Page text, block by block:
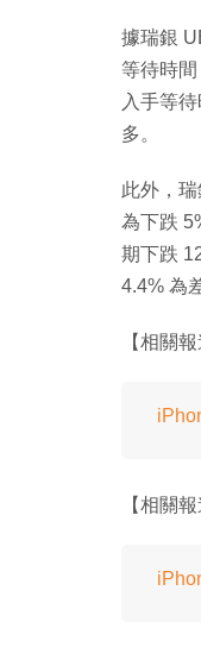
據瑞銀
等待時
入手等
多。
此外，
為下跌
期下跌
4.4% 為
【相關報
【相關報